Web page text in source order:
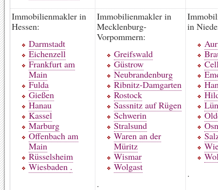
Immobilienmakler in
Hessen:
Darmstadt
Eichenzell
Frankfurt am
Main
Fulda
Gießen
Hanau
Kassel
Marburg
Offenbach am
Main
Rüsselsheim
Wiesbaden.
Immobilienmakler in
Mecklenburg-
Vorpommern:
Greifswald
Güstrow
Neubrandenburg
Ribnitz-Damgarten
Rostock
Sassnitz auf Rügen
Schwerin
Stralsund
Waren an der
Müritz
Wismar
Wolgast
.
in
.